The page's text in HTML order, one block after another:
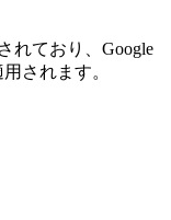
れており、Google
されます。